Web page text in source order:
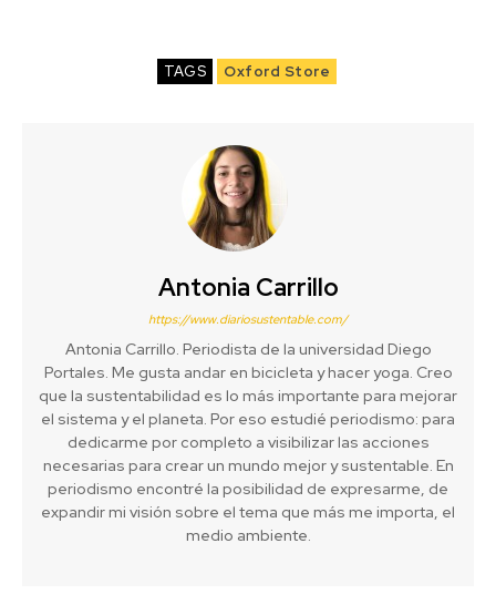
TAGS Oxford Store
Antonia Carrillo
https://www.diariosustentable.com/
Antonia Carrillo. Periodista de la universidad Diego
Portales. Me gusta andar en bicicleta y hacer yoga. Creo
que la sustentabilidad es lo más importante para mejorar
el sistema y el planeta. Por eso estudié periodismo: para
dedicarme por completo a visibilizar las acciones
necesarias para crear un mundo mejor y sustentable. En
periodismo encontré la posibilidad de expresarme, de
expandir mi visión sobre el tema que más me importa, el
medio ambiente.